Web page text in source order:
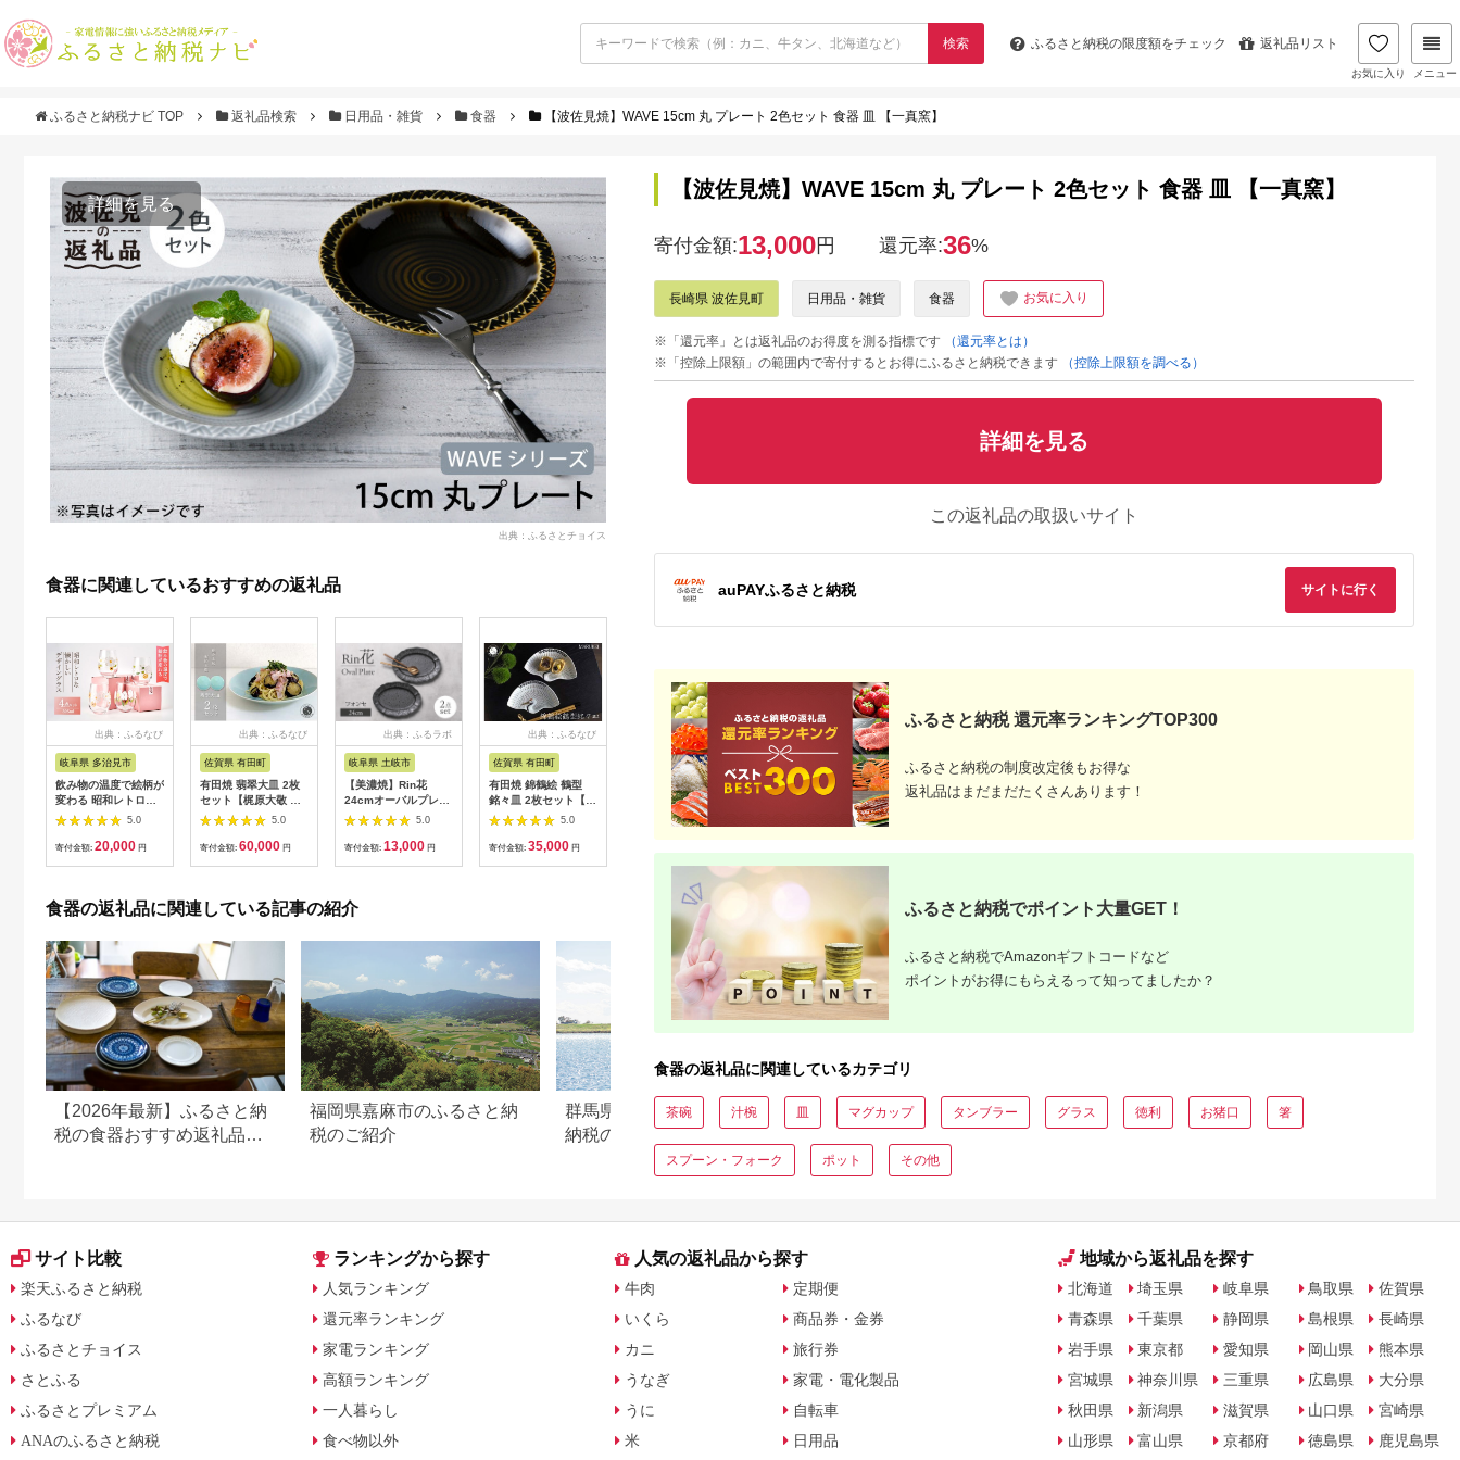
検索 ふるさと納税の限度額をチェック 返礼品リスト
お気に入り メニュー
ふるさと納税ナビ TOP 返礼品検索 日用品・雑貨 食器 【波佐見焼】WAVE 15cm 丸 プレート 2色セット 食器 皿 【一真窯】
詳細を見る
出典：ふるさとチョイス
食器に関連しているおすすめの返礼品
出典：ふるなび
岐阜県 多治見市
飲み物の温度で絵柄が
変わる 昭和レトロな
懐かしいデザイン グ
ラス 4点 セット【昭
和転写】[TCF001]
5.0
寄付金額: 20,000 円
出典：ふるなび
佐賀県 有田町
有田焼 翡翠大皿 2枚
セット【梶原大敬 茂
正工房】 器 うつわ 食
器 皿 大皿 パスタ皿
カレー皿 ワンプレー
くろ シンプル 電子レ
ンジ対応 60000円 6
5.0
寄付金額: 60,000 円
出典：ふるラボ
岐阜県 土岐市
【美濃焼】Rin花
24cmオーバルプレー
ト2点セット（ﾌｫﾝｾ）
【Felice-フェリーチ
ェ-藤田陶器】
5.0
寄付金額: 13,000 円
出典：ふるなび
佐賀県 有田町
有田焼 錦鶴絵 鶴型
銘々皿 2枚セット【丸
兄商社】食器 器 うつ
わ 皿 取皿 縁起物 鶴
ツル お祝い お正月 お
5.0
寄付金額: 35,000 円
出典：ふるなび
長崎県 波佐見町
【波佐見焼】しのぎ
茶碗 大2個セット グ
レー・ピンク 食器 ち
ゃわん【一龍陶苑】
5.0
出典：ふるなび
長崎県 波佐見町
【波佐見焼】デイジー
ティーポット S（グレ
ー） 食器 皿 【西山】
【NISHIYAMAJAPAN
5.0
茨城県 龍ケ崎市
江戸切子 ペアロック
グラス〈笹っ葉に四角
新潟県 燕市
18-8ステンレス 二重
構造エレガンスタンブ
食器の返礼品に関連している記事の紹介
【2026年最新】ふるさと納
税の食器おすすめ返礼品｜
福岡県嘉麻市のふるさと納
税のご紹介
群馬県千代田町のふるさと
納税のご紹介
【2026年最新】ふるさと納
税「SHIRO」返礼品の人
気・還元率ランキング
【波佐見焼】WAVE 15cm 丸 プレート 2色セット 食器 皿 【一真窯】
寄付金額:13,000円 還元率:36%
長崎県 波佐見町 日用品・雑貨 食器 お気に入り
※「還元率」とは返礼品のお得度を測る指標です
（還元率とは）
※「控除上限額」の範囲内で寄付するとお得にふるさと納税できます
（控除上限額を調べる）
詳細を見る
この返礼品の取扱いサイト
auPAYふるさと納税 サイトに行く
ふるさと納税 還元率ランキングTOP300
ふるさと納税の制度改定後もお得な
返礼品はまだまだたくさんあります！
ふるさと納税でポイント大量GET！
ふるさと納税でAmazonギフトコードなど
ポイントがお得にもらえるって知ってましたか？
食器の返礼品に関連しているカテゴリ
茶碗 汁椀 皿 マグカップ タンブラー グラス 徳利 お猪口 箸
スプーン・フォーク ポット その他
サイト比較
楽天ふるさと納税
ふるなび
ふるさとチョイス
さとふる
ふるさとプレミアム
ANAのふるさと納税
ランキングから探す
人気ランキング
還元率ランキング
家電ランキング
高額ランキング
一人暮らし
食べ物以外
人気の返礼品から探す
牛肉
いくら
カニ
うなぎ
うに
米
定期便
商品券・金券
旅行券
家電・電化製品
自転車
日用品
地域から返礼品を探す
北海道
青森県
岩手県
宮城県
秋田県
山形県
埼玉県
千葉県
東京都
神奈川県
新潟県
富山県
岐阜県
静岡県
愛知県
三重県
滋賀県
京都府
鳥取県
島根県
岡山県
広島県
山口県
徳島県
佐賀県
長崎県
熊本県
大分県
宮崎県
鹿児島県